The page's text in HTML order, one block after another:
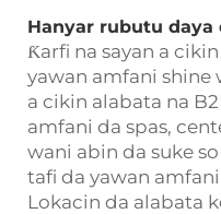
Hanyar rubutu daya
Ƙarfi na sayan a
yawan amfani shine
a cikin alabata na
amfani da spas,
wani abin da suke
tafi da yawan
Lokacin da alabata